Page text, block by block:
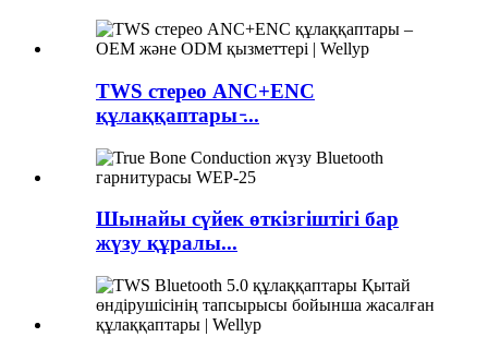
TWS стерео ANC+ENC
құлаққаптары ̵...
Шынайы сүйек өткізгіштігі бар
жүзу құралы...